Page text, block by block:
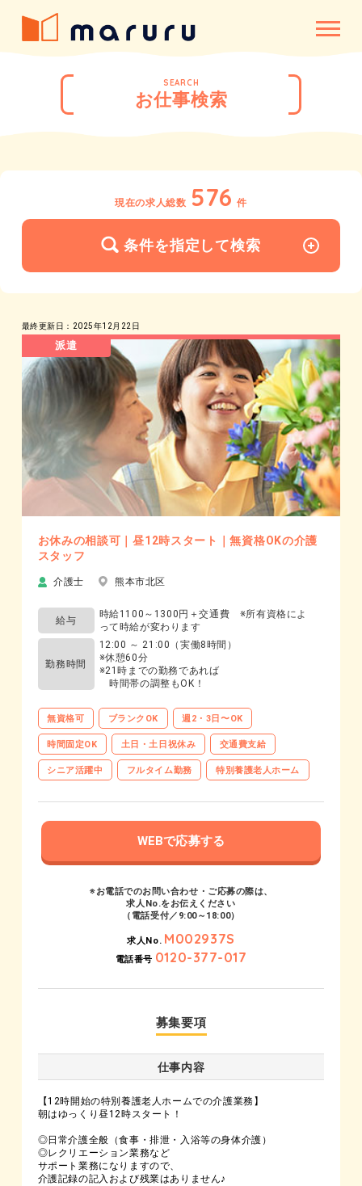
SEARCH
お仕事検索
現在の求人総数 576 件
条件を指定して検索
最終更新日：2025年12月22日
派遣
お休みの相談可｜昼12時スタート｜無資格OKの介護
スタッフ
介護士 熊本市北区
給与
時給1100～1300円＋交通費 ※所有資格によ
って時給が変わります
勤務時間
12:00 ～ 21:00（実働8時間）
※休憩60分
※21時までの勤務であれば
時間帯の調整もOK！
無資格可 ブランクOK 週2・3日〜OK
時間固定OK 土日・土日祝休み 交通費支給
シニア活躍中 フルタイム勤務 特別養護老人ホーム
WEBで応募する
※お電話でのお問い合わせ・ご応募の際は、
求人No.をお伝えください
（電話受付／9:00～18:00）
求人No. M002937S
電話番号 0120-377-017
募集要項
仕事内容
【12時開始の特別養護老人ホームでの介護業務】
朝はゆっくり昼12時スタート！
◎日常介護全般（食事・排泄・入浴等の身体介護）
◎レクリエーション業務など
サポート業務になりますので、
介護記録の記入および残業はありません♪